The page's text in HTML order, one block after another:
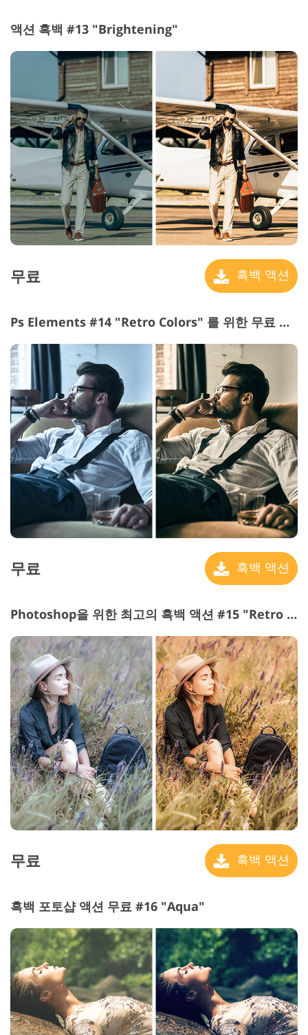
액션 흑백 #13 "Brightening"
무료 흑백 액션
Ps Elements #14 "Retro Colors" 를 위한 무료 흑백 액션
무료 흑백 액션
Photoshop을 위한 최고의 흑백 액션 #15 "Retro Film"
무료 흑백 액션
흑백 포토샵 액션 무료 #16 "Aqua"